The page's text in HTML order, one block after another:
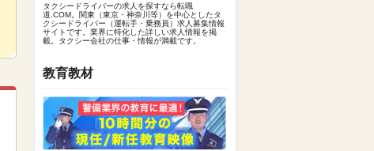
タクシードライバーの求人を探すなら転職
道.COM。関東（東京・神奈川等）を中心としたタ
クシードライバー（運転手・乗務員）求人募集情報
サイトです。業界に特化した詳しい求人情報を掲
載。タクシー会社の仕事・情報が満載です。
教育教材